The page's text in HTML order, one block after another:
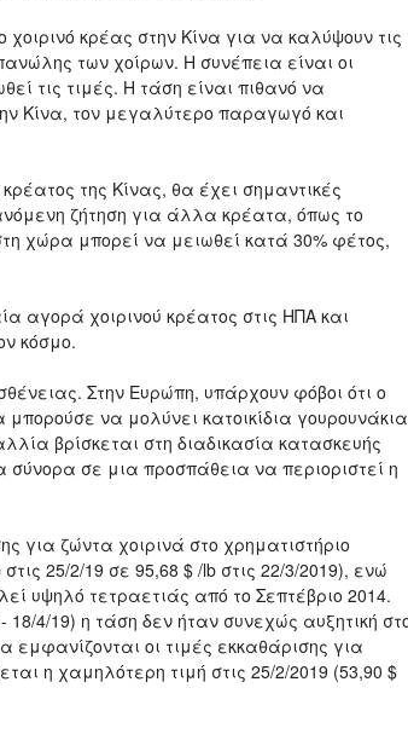
κρέας στην Κίνα για να καλύψουν τις
των χοίρων. Η συνέπεια είναι οι
τις τιμές. Η τάση είναι πιθανό να
Κίνα, τον μεγαλύτερο παραγωγό και
της Κίνας, θα έχει σημαντικές
ζήτηση για άλλα κρέατα, όπως το
χώρα μπορεί να μειωθεί κατά 30% φέτος,
αγορά χοιρινού κρέατος στις ΗΠΑ και
κόσμο.
Στην Ευρώπη, υπάρχουν φόβοι ότι ο
μπορούσε να μολύνει κατοικίδια γουρουνάκια
βρίσκεται στη διαδικασία κατασκευής
σύνορα σε μια προσπάθεια να περιοριστεί η
για ζώντα χοιρινά στο χρηματιστήριο
25/2/19 σε 95,68 $ /lb στις 22/3/2019), ενώ
υψηλό τετραετιάς από το Σεπτέβριο 2014.
18/4/19) η τάση δεν ήταν συνεχώς αυξητική
οι τιμές εκκαθάρισης για
η χαμηλότερη τιμή στις 25/2/2019 (53,90 $